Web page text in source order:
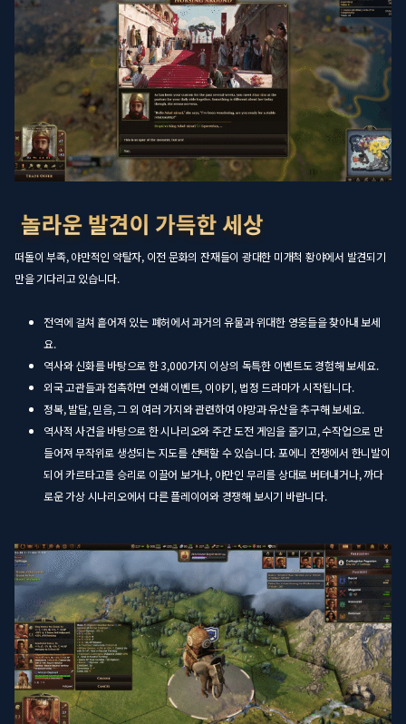
떠돌이 부족, 야만적인 약탈자, 이전 문화의 잔재들이 광대한 미개척 황야에서 발견되기
만을 기다리고 있습니다.
전역에 걸쳐 흩어져 있는 폐허에서 과거의 유물과 위대한 영웅들을 찾아내 보세
요.
역사와 신화를 바탕으로 한 3,000가지 이상의 독특한 이벤트도 경험해 보세요.
외국 고관들과 접촉하면 연쇄 이벤트, 이야기, 법정 드라마가 시작됩니다.
정복, 발달, 믿음, 그 외 여러 가지와 관련하여 야망과 유산을 추구해 보세요.
역사적 사건을 바탕으로 한 시나리오와 주간 도전 게임을 즐기고, 수작업으로 만
들어져 무작위로 생성되는 지도를 선택할 수 있습니다. 포에니 전쟁에서 한니발이
되어 카르타고를 승리로 이끌어 보거나, 야만인 무리를 상대로 버텨내거나, 까다
로운 가상 시나리오에서 다른 플레이어와 경쟁해 보시기 바랍니다.